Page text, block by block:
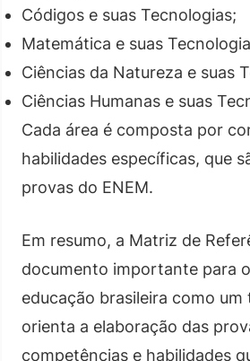
Códigos e suas Tecnologias;
Matemática e suas
Ciências da Natureza e suas
Ciências Humanas e suas
Cada área é composta por
habilidades específicas, que
provas do ENEM.
Em resumo, a Matriz de
documento importante para
educação brasileira como um
orienta a elaboração das
competências e habilidades